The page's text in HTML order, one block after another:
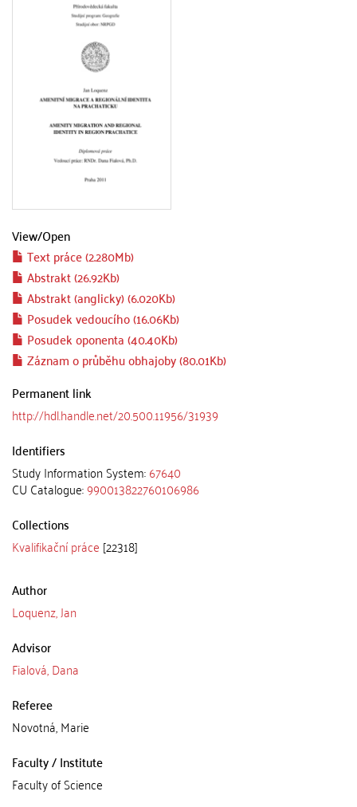
View/Open
Text práce (2.280Mb)
Abstrakt (26.92Kb)
Abstrakt (anglicky) (6.020Kb)
Posudek vedoucího (16.06Kb)
Posudek oponenta (40.40Kb)
Záznam o průběhu obhajoby (80.01Kb)
Permanent link
http://hdl.handle.net/20.500.11956/31939
Identifiers
Study Information System:67640
CU Catalogue:990013822760106986
Collections
Kvalifikační práce [22318]
Author
Loquenz, Jan
Advisor
Fialová, Dana
Referee
Novotná, Marie
Faculty / Institute
Faculty of Science